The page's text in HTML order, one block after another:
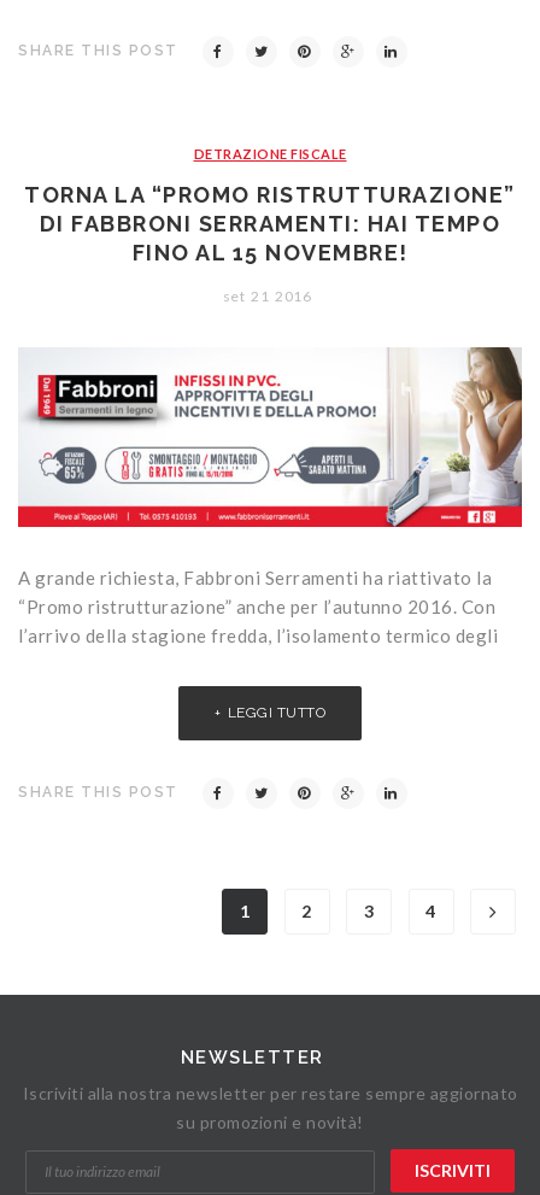
SHARE THIS POST
DETRAZIONE FISCALE
TORNA LA “PROMO RISTRUTTURAZIONE”
DI FABBRONI SERRAMENTI: HAI TEMPO
FINO AL 15 NOVEMBRE!
set 21 2016
A grande richiesta, Fabbroni Serramenti ha riattivato la
“Promo ristrutturazione” anche per l’autunno 2016. Con
l’arrivo della stagione fredda, l’isolamento termico degli
LEGGI TUTTO
SHARE THIS POST
1 2 3 4
NEWSLETTER
Iscriviti alla nostra newsletter per restare sempre aggiornato
su promozioni e novità!